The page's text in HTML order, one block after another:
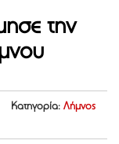
την
Κατηγορία: Λήμνος